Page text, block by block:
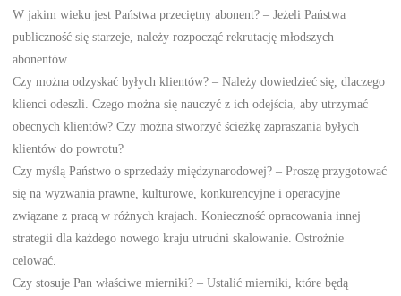
W jakim wieku jest Państwa przeciętny abonent? – Jeżeli Państwa
publiczność się starzeje, należy rozpocząć rekrutację młodszych
abonentów.
Czy można odzyskać byłych klientów? – Należy dowiedzieć się, dlaczego
klienci odeszli. Czego można się nauczyć z ich odejścia, aby utrzymać
obecnych klientów? Czy można stworzyć ścieżkę zapraszania byłych
klientów do powrotu?
Czy myślą Państwo o sprzedaży międzynarodowej? – Proszę przygotować
się na wyzwania prawne, kulturowe, konkurencyjne i operacyjne
związane z pracą w różnych krajach. Konieczność opracowania innej
strategii dla każdego nowego kraju utrudni skalowanie. Ostrożnie
celować.
Czy stosuje Pan właściwe mierniki? – Ustalić mierniki, które będą